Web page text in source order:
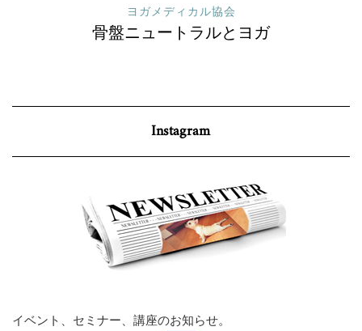
ヨガメディカル協会
骨盤ニュートラルとヨガ
Instagram
イベント、セミナー、講座のお知らせ。